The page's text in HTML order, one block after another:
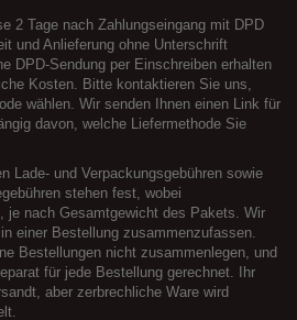
2 Tage nach Zahlungseingang mit DPD
und Anlieferung ohne Unterschrift
DPD-Sendung per Einschreiben erhalten
Kosten. Bitte kontaktieren Sie uns,
wählen. Wir senden Ihnen einen Link für
davon, welche Liefermethode Sie
Lade- und Verpackungsgebühren sowie
stehen fest, wobei
je nach Gesamtgewicht des Pakets. Wir
einer Bestellung zusammenzufassen.
Bestellungen nicht zusammenlegen, und
für jede Bestellung gerechnet. Ihr
aber zerbrechliche Ware wird